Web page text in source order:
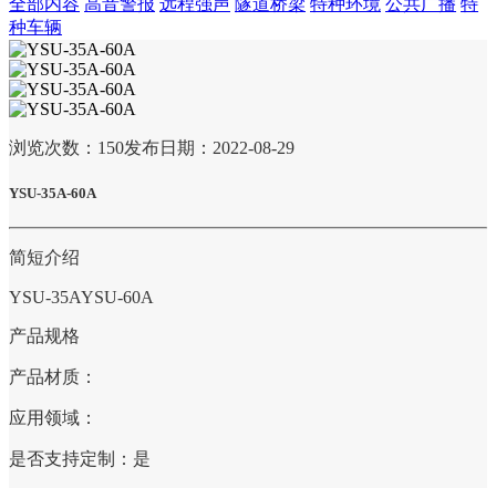
全部内容 高音警报 远程强声 隧道桥梁 特种环境 公共广播 特
种车辆
浏览次数： 150发布日期：2022-08-29
YSU-35A-60A
简短介绍
YSU-35AYSU-60A
产品规格
产品材质：
应用领域：
是否支持定制：是